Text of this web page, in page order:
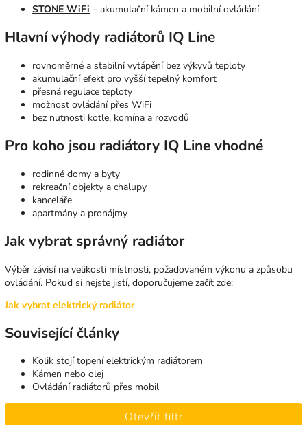
STONE WiFi – akumulační kámen a mobilní ovládání
Hlavní výhody radiátorů IQ Line
rovnoměrné a stabilní vytápění bez výkyvů teploty
akumulační efekt pro vyšší tepelný komfort
přesná regulace teploty
možnost ovládání přes WiFi
bez nutnosti kotle, komína a rozvodů
Pro koho jsou radiátory IQ Line vhodné
rodinné domy a byty
rekreační objekty a chalupy
kanceláře
apartmány a pronájmy
Jak vybrat správný radiátor
Výběr závisí na velikosti místnosti, požadovaném výkonu a způsobu
ovládání. Pokud si nejste jistí, doporučujeme začít zde:
Jak vybrat elektrický radiátor
Související články
Kolik stojí topení elektrickým radiátorem
Kámen nebo olej
Ovládání radiátorů přes mobil
Otevřít filtr